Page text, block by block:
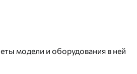
модели и оборудования в ней